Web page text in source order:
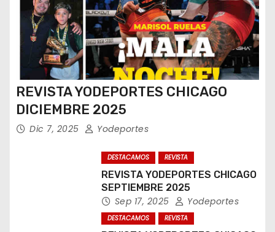
REVISTA YODEPORTES CHICAGO
DICIEMBRE 2025
Dic 7, 2025 Yodeportes
DESTACAMOS REVISTA
REVISTA YODEPORTES CHICAGO
SEPTIEMBRE 2025
Sep 17, 2025 Yodeportes
DESTACAMOS REVISTA